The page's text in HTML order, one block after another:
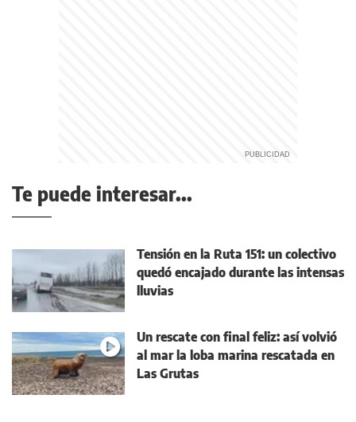
Te puede interesar...
Tensión en la Ruta 151: un colectivo
quedó encajado durante las intensas
lluvias
Un rescate con final feliz: así volvió
al mar la loba marina rescatada en
Las Grutas